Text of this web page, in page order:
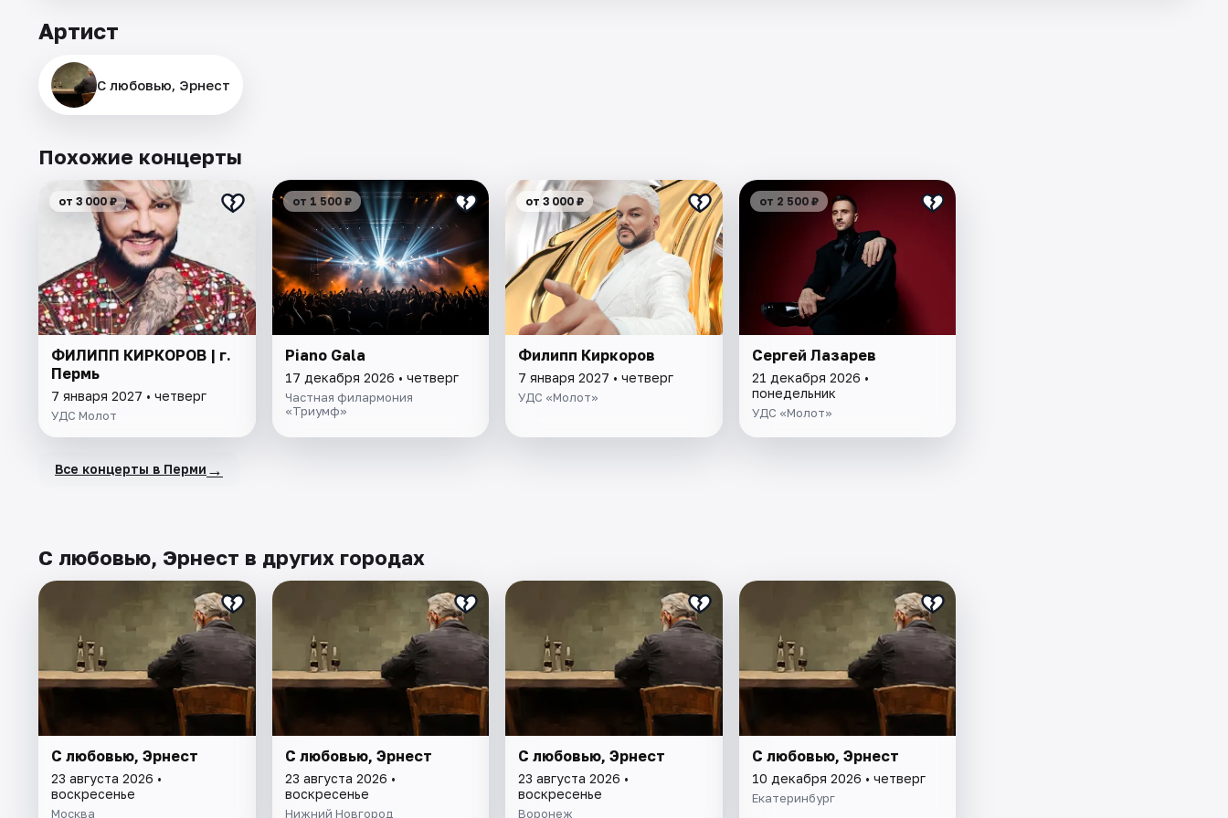
Артист
С любовью, Эрнест
Похожие концерты
от 3 000 ₽
ФИЛИПП КИРКОРОВ | г.
Пермь
7 января 2027 • четверг
УДС Молот
от 1 500 ₽
Piano Gala
17 декабря 2026 • четверг
Частная филармония
«Триумф»
от 3 000 ₽
Филипп Киркоров
7 января 2027 • четверг
УДС «Молот»
от 2 500 ₽
Сергей Лазарев
21 декабря 2026 •
понедельник
УДС «Молот»
Все концерты в Перми →
С любовью, Эрнест в других городах
С любовью, Эрнест
23 августа 2026 •
воскресенье
Москва
С любовью, Эрнест
23 августа 2026 •
воскресенье
Нижний Новгород
С любовью, Эрнест
23 августа 2026 •
воскресенье
Воронеж
С любовью, Эрнест
10 декабря 2026 • четверг
Екатеринбург